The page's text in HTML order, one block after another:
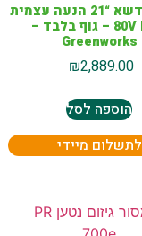
מכסחת דשא “21 הנעה עצמית
80V PRO – גוף בלבד –
Greenworks
₪2,889.00
הוספה לסל
לתשלום מיידי